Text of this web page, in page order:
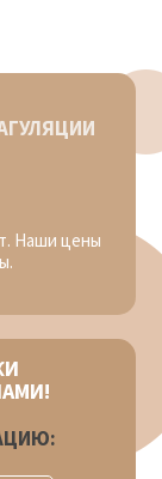
Наши цены